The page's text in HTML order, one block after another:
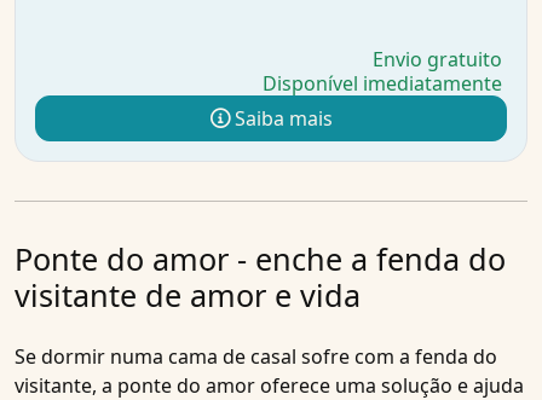
Envio gratuito
Disponível imediatamente
Saiba mais
Ponte do amor - enche a fenda do
visitante de amor e vida
Se dormir numa cama de casal sofre com a fenda do
visitante, a ponte do amoroferece uma solução e ajuda